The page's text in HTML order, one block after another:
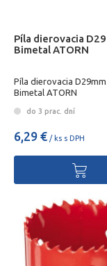
Píla dierovacia D29
Bimetal ATORN
Píla dierovacia D29mm
Bimetal ATORN
do 3 prac. dní
6,29 € / ks s DPH